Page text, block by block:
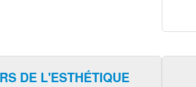
DE L'ESTHÉTIQUE